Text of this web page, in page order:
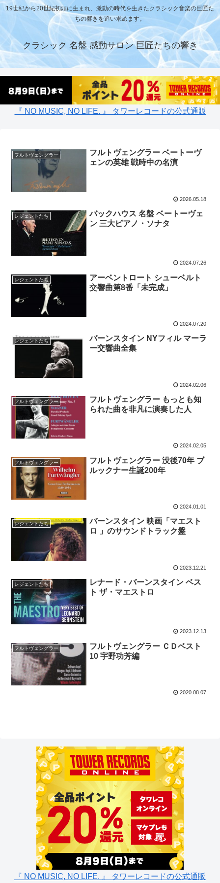
19世紀から20世紀初頭に生まれ、激動の時代を生きたクラシック音楽の巨匠た
ちの響きを追い求めます。
クラシック 名盤 感動サロン 巨匠たちの響き
『 NO MUSIC, NO LIFE. 』 タワーレコードの公式通販
フルトヴェングラー
フルトヴェングラー ベートーヴ
ェンの英雄 戦時中の名演
2026.05.18
レジェントたち
バックハウス 名盤 ベートーヴェ
ン 三大ピアノ・ソナタ
2024.07.26
レジェントたち
アーベントロート シューベルト
交響曲第8番「未完成」
2024.07.20
レジェントたち
バーンスタイン NYフィル マーラ
ー交響曲全集
2024.02.06
フルトヴェングラー
フルトヴェングラー もっとも知
られた曲を非凡に演奏した人
2024.02.05
フルトヴェングラー
フルトヴェングラー 没後70年 ブ
ルックナー生誕200年
2024.01.01
レジェントたち
バーンスタイン 映画「マエスト
ロ 」のサウンドトラック盤
2023.12.21
レジェントたち
レナード・バーンスタイン ベス
ト ザ・マエストロ
2023.12.13
フルトヴェングラー
フルトヴェングラー ＣＤベスト
10 宇野功芳編
2020.08.07
『 NO MUSIC, NO LIFE. 』 タワーレコードの公式通販